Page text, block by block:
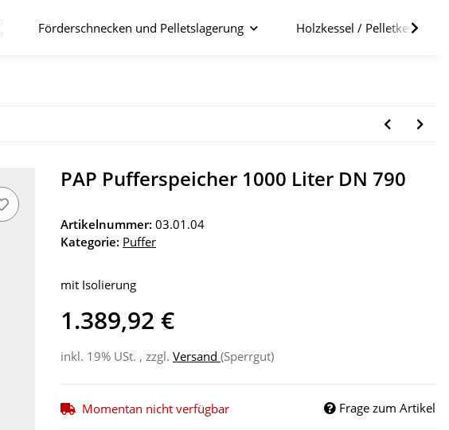
Förderschnecken und Pelletslagerung Holzkessel / Pelletkessel
PAP Pufferspeicher 1000 Liter DN 790
Artikelnummer: 03.01.04
Kategorie: Puffer
mit Isolierung
1.389,92 €
inkl. 19% USt. , zzgl. Versand (Sperrgut)
Momentan nicht verfügbar Frage zum Artikel